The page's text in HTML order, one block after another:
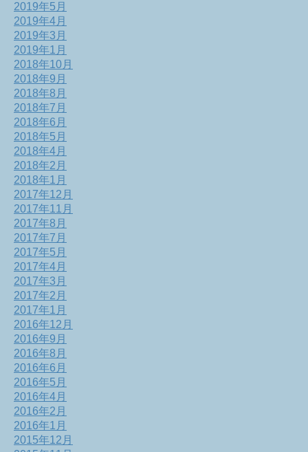
2019年5月
2019年4月
2019年3月
2019年1月
2018年10月
2018年9月
2018年8月
2018年7月
2018年6月
2018年5月
2018年4月
2018年2月
2018年1月
2017年12月
2017年11月
2017年8月
2017年7月
2017年5月
2017年4月
2017年3月
2017年2月
2017年1月
2016年12月
2016年9月
2016年8月
2016年6月
2016年5月
2016年4月
2016年2月
2016年1月
2015年12月